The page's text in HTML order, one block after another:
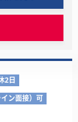
2日
ン面接）可